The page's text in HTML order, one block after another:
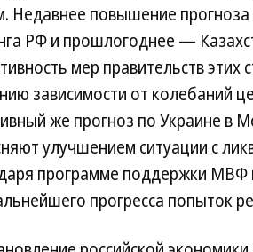
Недавнее повышение прогноза
РФ и прошлогоднее —
мер правительств этих
зависимости от колебаний
же прогноз по Украине в
улучшением ситуации с
программе поддержки МВФ
прогресса попыток